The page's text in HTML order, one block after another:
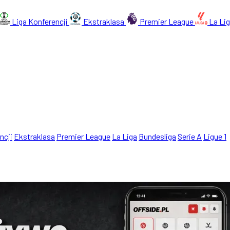
Liga Konferencji Ekstraklasa Premier League La
Ekstraklasa Premier League La Liga Bundesliga Serie A Ligue 1